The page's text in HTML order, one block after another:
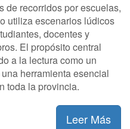
de recorridos por escuelas,
utiliza escenarios lúdicos
docentes y
El propósito central
a la lectura como un
herramienta esencial
toda la provincia.
Leer Más